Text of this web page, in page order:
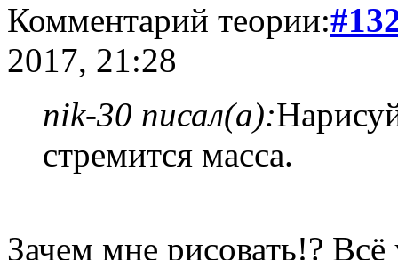
Комментарий теории:
2017, 21:28
nik-30 писал(а):
стремится масса.
Зачем мне рисовать!?